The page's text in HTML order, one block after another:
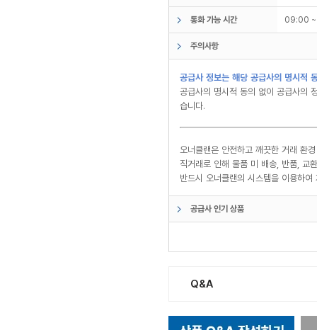
통화 가능 시간 09:00
주의사항
공급사 정보는 해당 공급사의 명시적
공급사의 명시적 동의 없이 공급사의
습니다.
오너클랜은 안전하고 깨끗한 거래 환
직거래로 인해 물품 미 배송, 반품, 교
반드시 오너클랜의 시스템을 이용하
공급사 인기 상품
Q&A